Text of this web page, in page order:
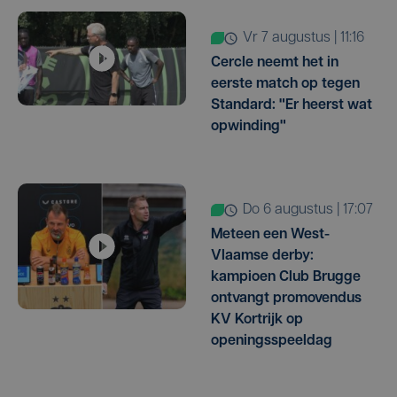
vr 7 augustus | 11:16
Cercle neemt het in
eerste match op tegen
Standard: "Er heerst wat
opwinding"
do 6 augustus | 17:07
Meteen een West-
Vlaamse derby:
kampioen Club Brugge
ontvangt promovendus
KV Kortrijk op
openingsspeeldag